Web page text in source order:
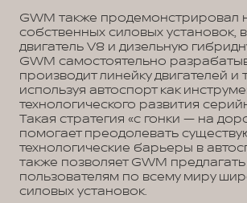
GWM также продемонстрировал
собственных силовых установок,
двигатель V8 и дизельную
GWM самостоятельно
производит линейку двигателей и
используя автоспорт как
технологического развития
Такая стратегия «с гонки — на
помогает преодолевать
технологические барьеры в
также позволяет GWM предлагать
пользователям по всему миру
силовых установок.